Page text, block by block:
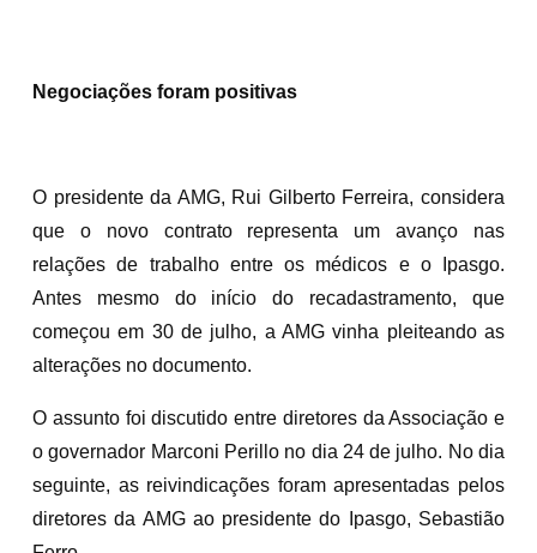
Negociações foram positivas
O presidente da AMG, Rui Gilberto Ferreira, considera
que o novo contrato representa um avanço nas
relações de trabalho entre os médicos e o Ipasgo.
Antes mesmo do início do recadastramento, que
começou em 30 de julho, a AMG vinha pleiteando as
alterações no documento.
O assunto foi discutido entre diretores da Associação e
o governador Marconi Perillo no dia 24 de julho. No dia
seguinte, as reivindicações foram apresentadas pelos
diretores da AMG ao presidente do Ipasgo, Sebastião